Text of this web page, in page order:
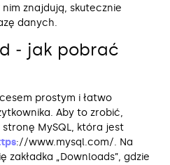
znajdują, skutecznie
danych.
‒ jak pobrać
prostym i łatwo
Aby to zrobić,
MySQL, która jest
://www.mysql.com/. Na
zakładka „Downloads”, gdzie